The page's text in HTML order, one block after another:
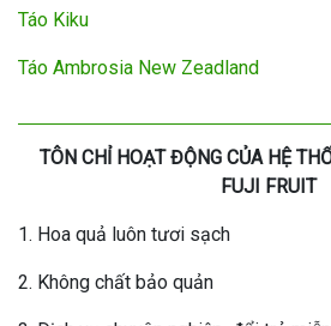
Táo Kiku
Táo Ambrosia New Zeadland
TÔN CHỈ HOẠT ĐỘNG CỦA HỆ
FUJI FRUIT
1. Hoa quả luôn tươi sạch
2. Không chất bảo quản